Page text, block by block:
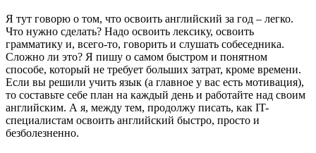
Я тут говорю о том, что освоить английский за год – легко.
Что нужно сделать? Надо освоить лексику, освоить
грамматику и, всего-то, говорить и слушать собеседника.
Сложно ли это? Я пишу о самом быстром и понятном
способе, который не требует больших затрат, кроме времени.
Если вы решили учить язык (а главное у вас есть мотивация),
то составьте себе план на каждый день и работайте над своим
английским. А я, между тем, продолжу писать, как IT-
специалистам освоить английский быстро, просто и
безболезненно.